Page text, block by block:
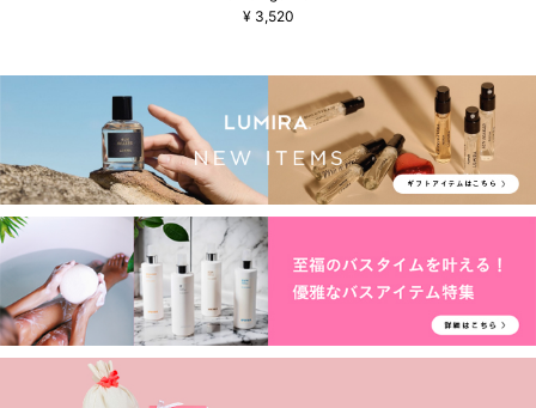
¥ 3,520